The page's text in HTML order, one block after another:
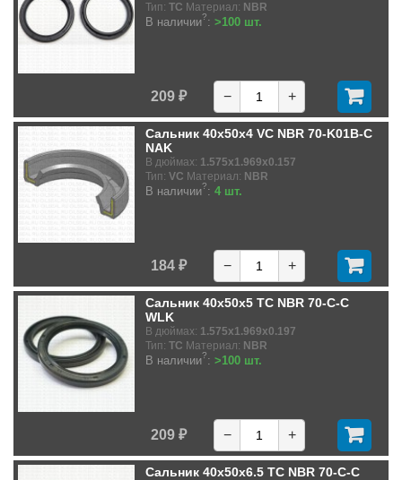
Тип: TC Материал: NBR
В наличии?: >100 шт.
209 ₽ − +
Сальник 40x50x4 VC NBR 70-K01B-C
NAK
В дюймах: 1.575x1.969x0.157
Тип: VC Материал: NBR
В наличии?: 4 шт.
184 ₽ − +
Сальник 40x50x5 TC NBR 70-C-C
WLK
В дюймах: 1.575x1.969x0.197
Тип: TC Материал: NBR
В наличии?: >100 шт.
209 ₽ − +
Сальник 40x50x6.5 TC NBR 70-C-C